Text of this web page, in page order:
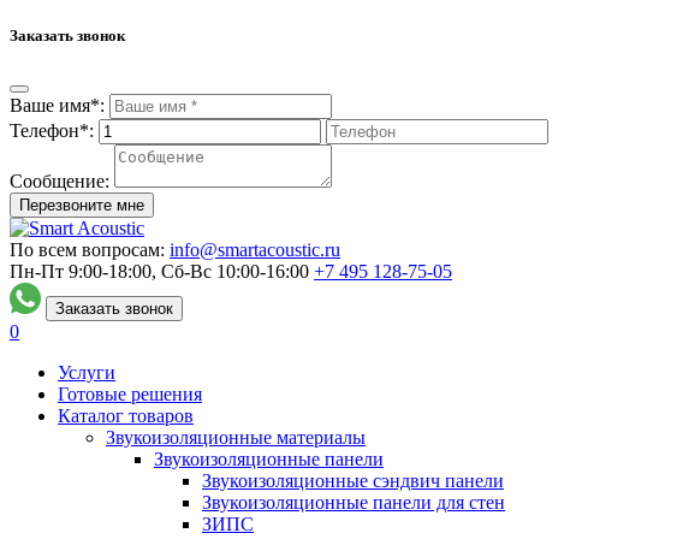
Заказать звонок
Ваше имя*:
Телефон*:
Сообщение:
Перезвоните мне
По всем вопросам: info@smartacoustic.ru
Пн-Пт 9:00-18:00, Сб-Вс 10:00-16:00 +7 495 128-75-05
Заказать звонок
0
Услуги
Готовые решения
Каталог товаров
Звукоизоляционные материалы
Звукоизоляционные панели
Звукоизоляционные сэндвич панели
Звукоизоляционные панели для стен
ЗИПС